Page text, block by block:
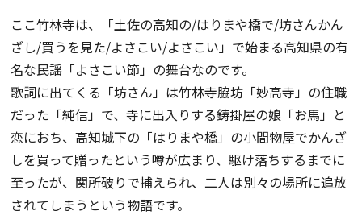
ここ竹林寺は、「土佐の高知の/はりまや橋で/坊さんかん
ざし/買うを見た/よさこい/よさこい」で始まる高知県の有
名な民謡「よさこい節」の舞台なのです。
歌詞に出てくる「坊さん」は竹林寺脇坊「妙高寺」の住職
だった「純信」で、寺に出入りする鋳掛屋の娘「お馬」と
恋におち、高知城下の「はりまや橋」の小間物屋でかんざ
しを買って贈ったという噂が広まり、駆け落ちするまでに
至ったが、関所破りで捕えられ、二人は別々の場所に追放
されてしまうという物語です。